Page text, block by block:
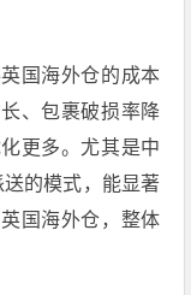
国海外仓的成本
、包裹破损率降
更多。尤其是中
的模式，能显著
国海外仓，整体